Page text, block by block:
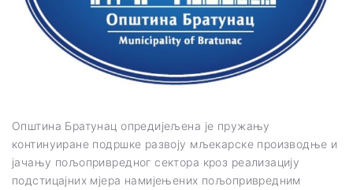
Општина Братунац опредијељена је пружању
континуиране подршке развоју мљекарске производње и
јачању пољопривредног сектора кроз реализацију
подстицајних мјера намијењених пољопривредним